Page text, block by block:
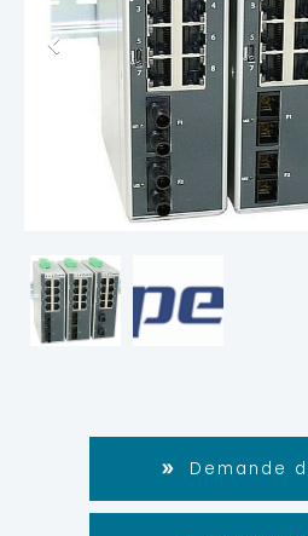
Demande